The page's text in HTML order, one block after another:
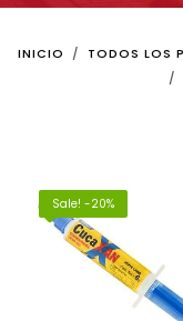
INICIO TODOS LOS
Sale! -20%